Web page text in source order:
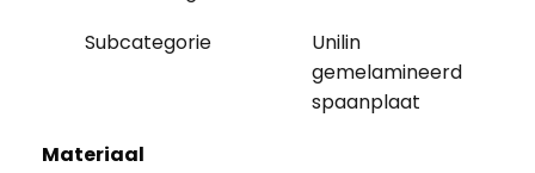
Subcategorie
Unilin
gemelamineerd
spaanplaat
Materiaal